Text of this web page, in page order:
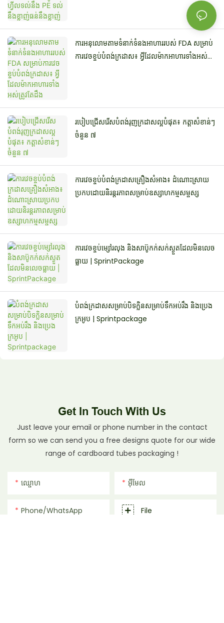
ការអនុលោមតាមទំនាក់ទំនងអាហាររបស់ FDA សម្រាប់
ការវេចខ្ចប់បំពង់ក្រដាស៖ អ្វីដែលម៉ាកអាហារទាំងអស់
របៀបជ្រើសរើសបំពង់រុញក្រដាសល្អបំផុត៖ កត្តាសំខាន់ៗ
ចំនួន ៧
ការវេចខ្ចប់បំពង់ក្រដាសគ្រឿងសំអាង៖ ដំណោះស្រាយ
ប្រកបដោយនិរន្តរភាពសម្រាប់ឧស្សាហកម្មសម្ផស្ស
ការវេចខ្ចប់ម្សៅរលុង និងសាប៊ូកក់សក់ស្ងួតដែលមិនលេច
ធ្លាយ | SprintPackage
បំពង់ក្រដាសសម្រាប់បិទក្លិនសម្រាប់ទឹកអប់រឹង និងប្រេង
ក្រអូប | Sprintpackage
Get In Touch With Us
Just leave your email or phone number in the contact
form so we can send you a free designs quote for our wide
range of cardboard tubes packaging !
ឈ្ផោហ អ៊ីមែល
Phone/whatsApp File